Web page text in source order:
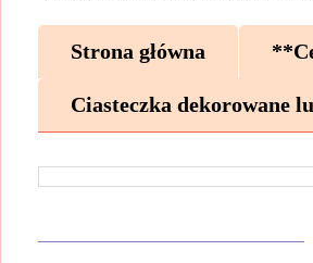
Strona główna
Ciasteczka dekorowane